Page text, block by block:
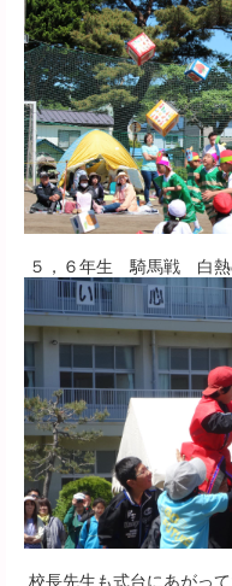
５，６年生 騎馬戦 白
校長先生も式台にあがっ